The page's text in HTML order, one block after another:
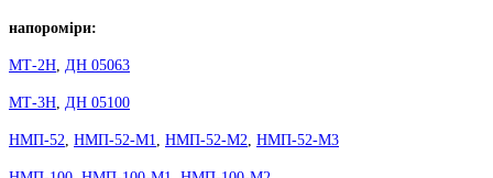
напороміри:
МТ-2Н ДН 05063
МТ-3Н ДН 05100
НМП-52 НМП-52-М1 НМП-52-М2 НМП-52-М3